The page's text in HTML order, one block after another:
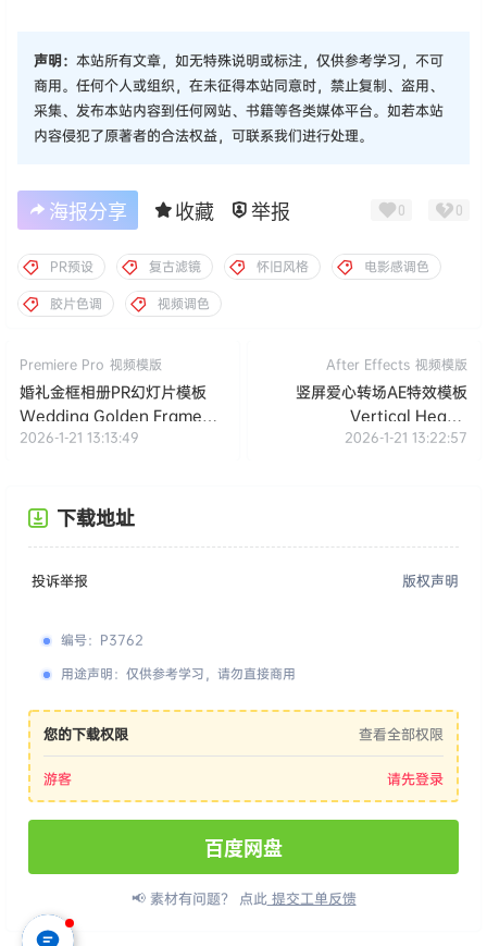
声明： 本站所有文章，如无特殊说明或标注，仅供参考学习，不可
商用。任何个人或组织，在未征得本站同意时，禁止复制、盗用、
采集、发布本站内容到任何网站、书籍等各类媒体平台。如若本站
内容侵犯了原著者的合法权益，可联系我们进行处理。
海报分享 收藏 举报 0 0
PR预设 复古滤镜 怀旧风格
电影感调色
胶片色调
视频调色
Premiere Pro 视频模版
婚礼金框相册PR幻灯片模板
Wedding Golden Frame
Gallery
2026-1-21 13:13:49
After Effects 视频模版
竖屏爱心转场AE特效模板
Vertical Hearts
Transitions
2026-1-21 13:22:57
下载地址
投诉举报 版权声明
编号： P3762
用途声明： 仅供参考学习，请勿直接商用
您的下载权限 查看全部权限
游客 请先登录
百度网盘
📢 素材有问题？ 点此提交工单反馈